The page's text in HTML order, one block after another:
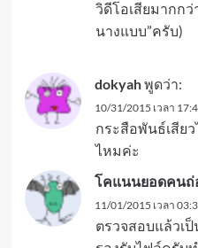
วิดีโอเสียมากก
นางแบบ”ครับ)
dokyahพูดว่า:
10/31/2015 เวลา
กระสือพันธ์เสีย
ไหมค่ะ
โคแนนยอดคนถ่
11/01/2015 เวลา
ตรวจสอบแล้วเ